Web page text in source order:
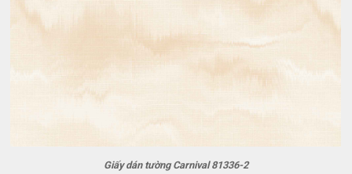
Giấy dán tường Carnival 81336-2